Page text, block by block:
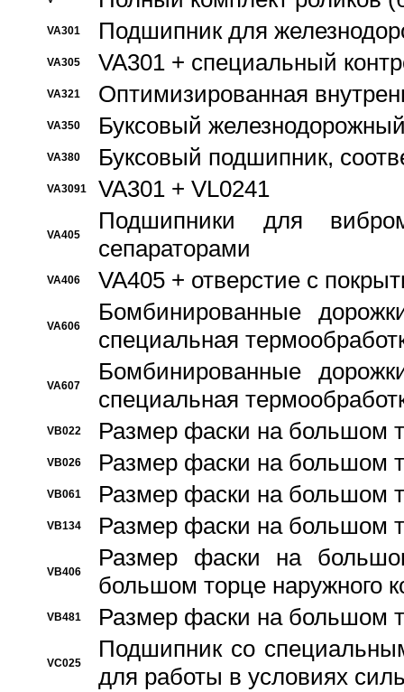
VA301 Подшипник для
VA305 VA301 + специальный
VA321 Оптимизированная
VA350 Буксовый
VA380 Буксовый подшипник,
VA3091 VA301 + VL0241
VA405
Подшипники для
сепараторами
VA406 VA405 + отверстие с
VA606
Бомбинированные
специальная
VA607
Бомбинированные
специальная
VB022 Размер фаски на большом
VB026 Размер фаски на большом
VB061 Размер фаски на большом
VB134 Размер фаски на большом
VB406
Размер фаски на
большом торце наружного
VB481 Размер фаски на большом
VC025
Подшипник со
для работы в условиях